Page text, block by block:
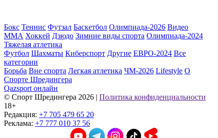
Бокс Теннис Футзал Баскетбол Олимпиада-2026 Видео
ММА Хоккей Дзюдо Зимние виды спорта Олимпиада-2024
Тяжелая атлетика
Футбол Шахматы Киберспорт Другие ЕВРО-2024 Все
категории
Борьба Вне спорта Легкая атлетика ЧМ-2026 Lifestyle О
Спорте Шредингера
Qazsport онлайн
© Cпорт Шредингера 2026 | Политика конфиденциальности
18+
Редакция: +7 705 479 65 20
Реклама: +7 777 010 37 56